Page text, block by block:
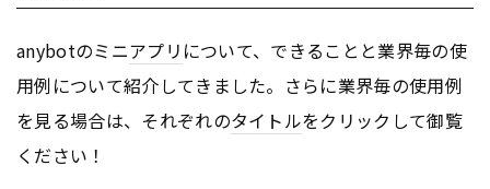
anybotのミニアプリ について、できることと業界毎の使
用例について紹介してきました。さらに業界毎の使用例
を見る場合は、それぞれのタイトルをクリックして御覧
ください！